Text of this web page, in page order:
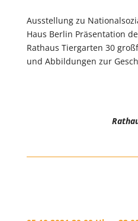
Ausstellung zu
Haus Berlin Präsentation
Rathaus Tiergarten 30
und Abbildungen zur